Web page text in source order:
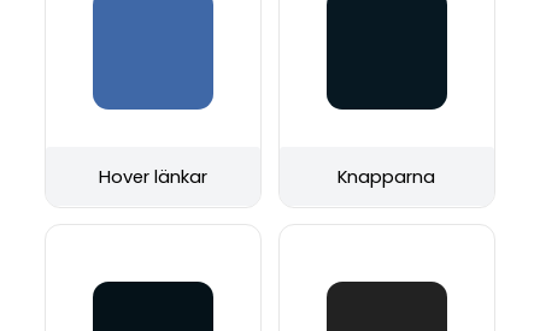
Hover länkar Knapparna